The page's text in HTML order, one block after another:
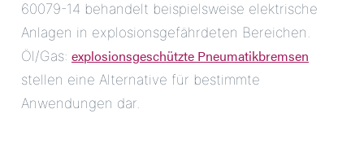
60079-14 behandelt beispielsweise elektrische
Anlagen in explosionsgefährdeten Bereichen.
Öl/Gas: explosionsgeschützte Pneumatikbremsen
stellen eine Alternative für bestimmte
Anwendungen dar.